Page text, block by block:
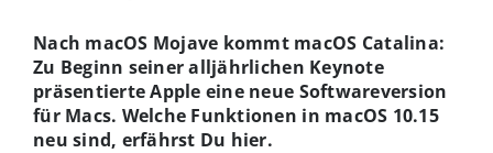
Nach macOS Mojave kommt macOS Catalina:
Zu Beginn seiner alljährlichen Keynote
präsentierte Apple eine neue Softwareversion
für Macs. Welche Funktionen in macOS 10.15
neu sind, erfährst Du hier.